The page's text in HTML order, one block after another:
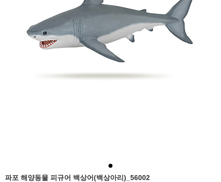
파포 해양동물 피규어 백상어(백상아리)_56002